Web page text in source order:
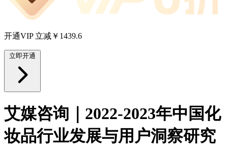
开通VIP 立减￥1439.6
立即开通
艾媒咨询｜2022-2023年中国化
妆品行业发展与用户洞察研究